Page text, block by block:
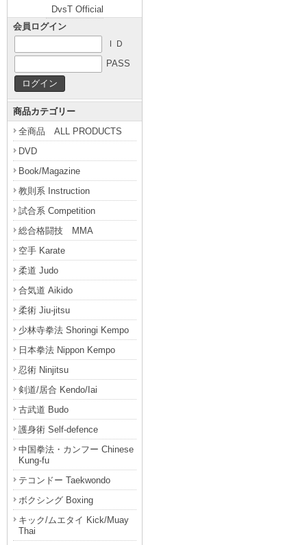
DvsT Official
会員ログイン
ＩＤ
PASS
商品カテゴリー
全商品 ALL PRODUCTS
DVD
Book/Magazine
教則系 Instruction
試合系 Competition
総合格闘技 MMA
空手 Karate
柔道 Judo
合気道 Aikido
柔術 Jiu-jitsu
少林寺拳法 Shoringi Kempo
日本拳法 Nippon Kempo
忍術 Ninjitsu
剣道/居合 Kendo/Iai
古武道 Budo
護身術 Self-defence
中国拳法・カンフー Chinese
Kung-fu
テコンドー Taekwondo
ボクシング Boxing
キック/ムエタイ Kick/Muay
Thai